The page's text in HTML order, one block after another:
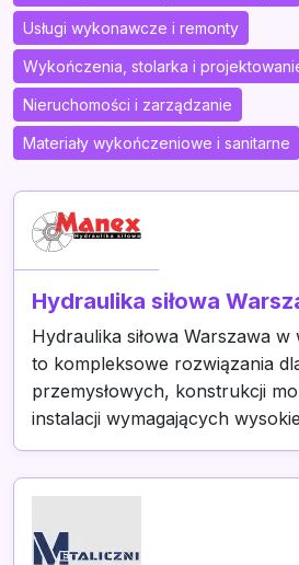
Usługi wykonawcze i remonty
Wykończenia, stolarka i
Nieruchomości i zarządzanie
Materiały wykończeniowe i sanitarne
Hydraulika siłowa
Hydraulika siłowa Warszawa
to kompleksowe rozwiązania
przemysłowych, konstrukcji
instalacji wymagających